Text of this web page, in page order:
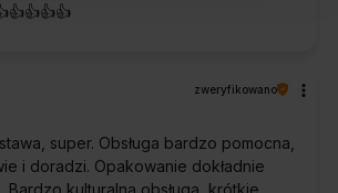
zweryfikowano
super. Obsługa bardzo pomocna,
i doradzi. Opakowanie dokładnie
kulturalna obsługa, krótkie